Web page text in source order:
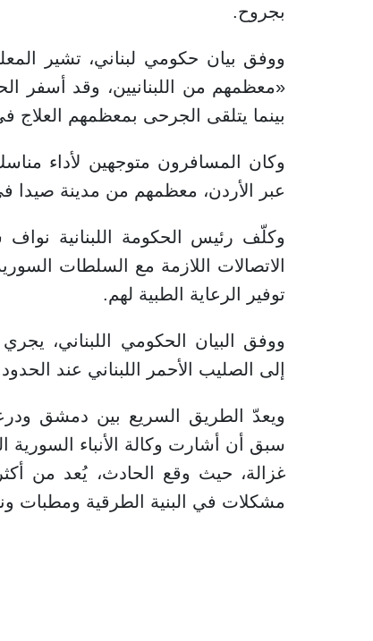
بجروح.
«معظمهم من اللبنانيين، وقد أسفر
بينما يتلقى الجرحى بمعظمهم
وكان المسافرون متوجهين لأداء
عبر الأردن، معظمهم من مدينة صيدا
وكلّف رئيس الحكومة اللبنانية
الاتصالات اللازمة مع السلطات
توفير الرعاية الطبية لهم.
ووفق البيان الحكومي اللبناني،
إلى الصليب الأحمر اللبناني عند
ويعدّ الطريق السريع بين دمشق
سبق أن أشارت وكالة الأنباء
غزالة، حيث وقع الحادث، يُعد من
مشكلات في البنية الطرقية ومطبات